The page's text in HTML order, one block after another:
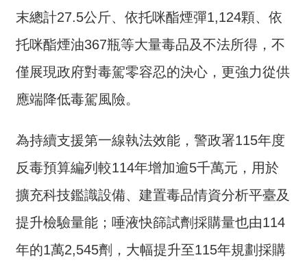
隱
私
保
護
政
府
網
資
開
末總計27.5公斤、依托咪酯煙彈1,124顆、依
托咪酯煙油367瓶等大量毒品及不法所得，不
僅展現政府對毒駕零容忍的決心，更強力從供
應端降低毒駕風險。
為持續支援第一線執法效能，警政署115年度
反毒預算編列較114年增加逾5千萬元，用於
擴充科技鑑識設備、建置毒品情資分析平臺及
提升檢驗量能；唾液快篩試劑採購量也由114
年的1萬2,545劑，大幅提升至115年規劃採購